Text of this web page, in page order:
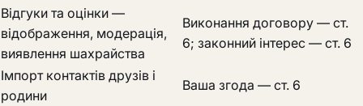
Відгуки та оцінки —
відображення, модерація,
виявлення шахрайства
Виконання договору — ст.
6; законний інтерес — ст. 6
Імпорт контактів друзів і
родини
Ваша згода — ст. 6